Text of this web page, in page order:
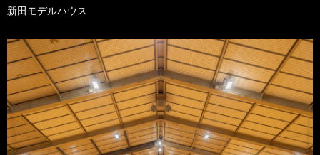
新田モデルハウス